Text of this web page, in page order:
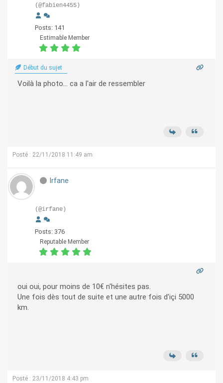
(@fabien4455)
Posts: 141
Estimable Member
Début du sujet
Voilà la photo... ca a l'air de ressembler
Posté : 22/11/2018 11:49 am
Irfane
(@irfane)
Posts: 376
Reputable Member
oui oui, pour moins de 10€ n'hésites pas.
Une fois dès tout de suite et une autre fois d'içi 5000
km.
Posté : 23/11/2018 4:43 pm